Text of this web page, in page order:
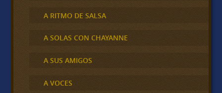
A RITMO DE SALSA
A SOLAS CON CHAYANNE
A SUS AMIGOS
A VOCES